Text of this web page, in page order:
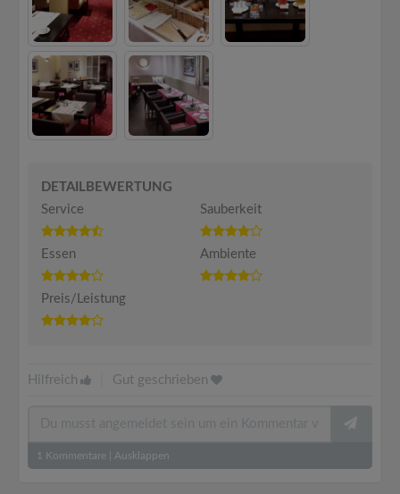
DETAILBEWERTUNG
Service
Sauberkeit
Essen Ambiente
Preis/Leistung
Hilfreich Gut geschrieben
1 Kommentare Ausklappen